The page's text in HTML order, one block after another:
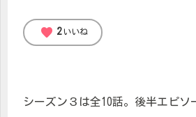
favorite 2 いいね
シーズン３は全10話。後半エピソ